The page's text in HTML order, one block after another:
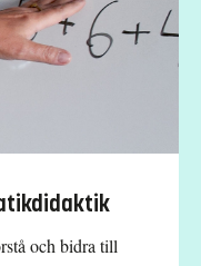
och bidra till